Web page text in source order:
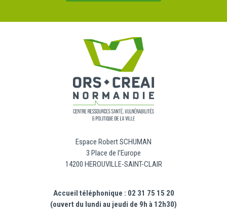
Espace Robert SCHUMAN
3 Place de l’Europe
14200 HEROUVILLE-SAINT-CLAIR
Accueil téléphonique : 02 31 75 15 20
(ouvert du lundi au jeudi de 9h à 12h30)